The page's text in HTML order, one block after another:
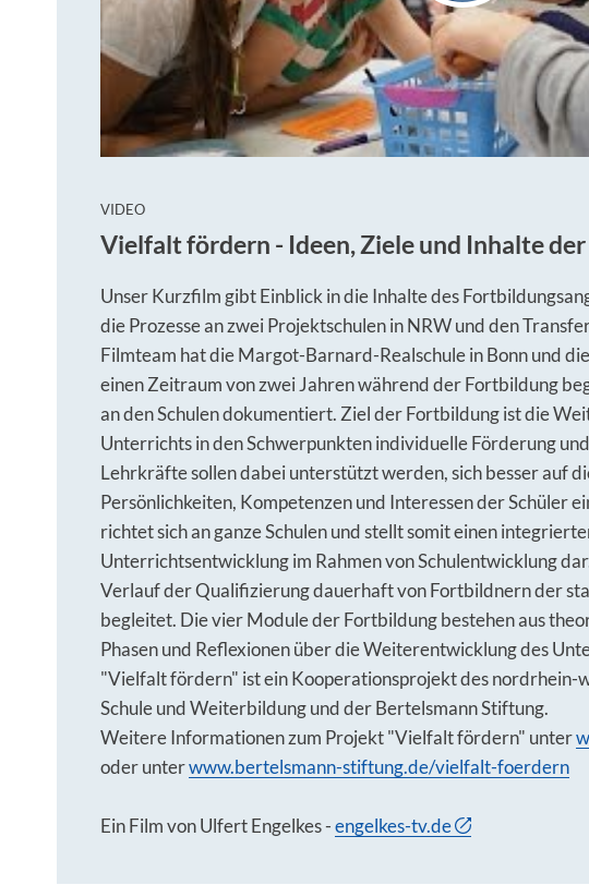
VIDEO:
Vielfalt fördern - Ideen, Ziele und Inhalte
Unser Kurzfilm gibt Einblick in die Inhalte des
die Prozesse an zwei Projektschulen in NRW und den
Filmteam hat die Margot-Barnard-Realschule in Bonn und
einen Zeitraum von zwei Jahren während der Fortbildung
an den Schulen dokumentiert. Ziel der Fortbildung ist die
Unterrichts in den Schwerpunkten individuelle Förderung
Lehrkräfte sollen dabei unterstützt werden, sich besser auf
Persönlichkeiten, Kompetenzen und Interessen der Schüler
richtet sich an ganze Schulen und stellt somit einen
Unterrichtsentwicklung im Rahmen von Schulentwicklung
Verlauf der Qualifizierung dauerhaft von Fortbildnern der
begleitet. Die vier Module der Fortbildung bestehen aus
Phasen und Reflexionen über die Weiterentwicklung des
"Vielfalt fördern" ist ein Kooperationsprojekt des nordrhein-
Schule und Weiterbildung und der Bertelsmann Stiftung.
Weitere Informationen zum Projekt "Vielfalt fördern" unter
oder unterwww.bertelsmann-stiftung.de/vielfalt-foerdern
Ein Film von Ulfert Engelkes -engelkes-tv.de